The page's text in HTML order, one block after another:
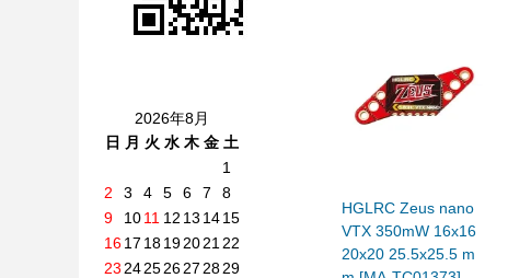
HGLRC Zeus nano
VTX 350mW 16x16
20x20 25.5x25.5 m
2026年8月
日
月 火 水 木 金 土
1
2
3 4 5 6 7
8
9
1011 12 13 1415
1617 18192021 22
23 24252627 2829